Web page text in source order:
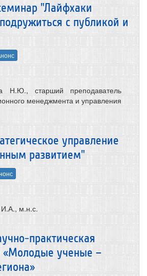
"Лайфхаки
с публикой и
Н.Ю., старший преподаватель
менеджмента и управления
управление
развитием"
И.А., м.н.с.
практическая
«Молодые ученые –